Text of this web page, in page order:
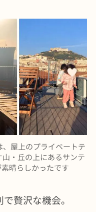
屋上のプライベートテ
・丘の上にあるサンテ
晴らしかったです
贅沢な機会。